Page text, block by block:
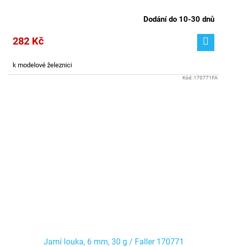
Dodání do 10-30 dnů
282 Kč
k modelové železnici
Jarní louka, 6 mm, 30 g / Faller 170771
Kód: 170771FA